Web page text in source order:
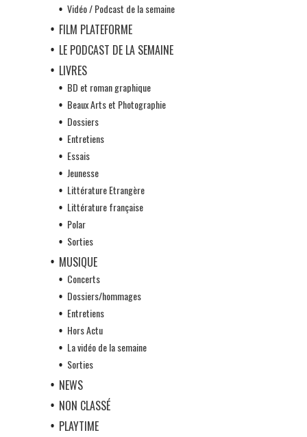
Vidéo / Podcast de la semaine
FILM PLATEFORME
LE PODCAST DE LA SEMAINE
LIVRES
BD et roman graphique
Beaux Arts et Photographie
Dossiers
Entretiens
Essais
Jeunesse
Littérature Etrangère
Littérature française
Polar
Sorties
MUSIQUE
Concerts
Dossiers/hommages
Entretiens
Hors Actu
La vidéo de la semaine
Sorties
NEWS
NON CLASSÉ
PLAYTIME